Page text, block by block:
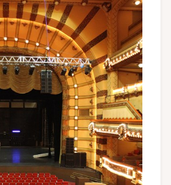
nous